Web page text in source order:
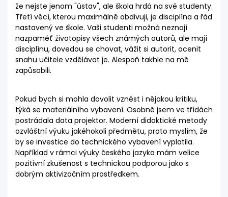
že nejste jenom "ústav", ale škola hrdá na své studenty.
Třetí věcí, kterou maximálně obdivuji, je disciplína a řád
nastavený ve škole. Vaši studenti možná neznají
nazpaměť životopisy všech známých autorů, ale mají
disciplínu, dovedou se chovat, vážit si autorit, ocenit
snahu učitele vzdělávat je. Alespoň takhle na mě
zapůsobili.
Pokud bych si mohla dovolit vznést i nějakou kritiku,
týká se materiálního vybavení. Osobně jsem ve třídách
postrádala data projektor. Moderní didaktické metody
ozvláštní výuku jakéhokoli předmětu, proto myslím, že
by se investice do technického vybavení vyplatila.
Například v rámci výuky českého jazyka mám velice
pozitivní zkušenost s technickou podporou jako s
dobrým aktivizačním prostředkem.